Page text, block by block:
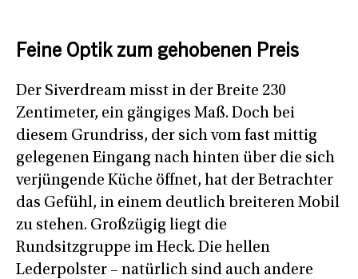
Feine Optik zum gehobenen Preis
Der Siverdream misst in der Breite 230
Zentimeter, ein gängiges Maß. Doch bei
diesem Grundriss, der sich vom fast mittig
gelegenen Eingang nach hinten über die sich
verjüngende Küche öffnet, hat der Betrachter
das Gefühl, in einem deutlich breiteren Mobil
zu stehen. Großzügig liegt die
Rundsitzgruppe im Heck. Die hellen
Lederpolster – natürlich sind auch andere